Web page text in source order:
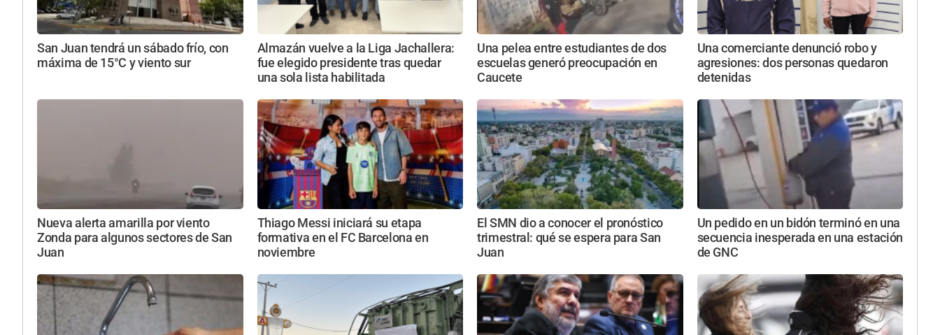
San Juan tendrá un sábado frío, con
máxima de 15°C y viento sur
Almazán vuelve a la Liga Jachallera:
fue elegido presidente tras quedar
una sola lista habilitada
Una pelea entre estudiantes de dos
escuelas generó preocupación en
Caucete
Una comerciante denunció robo y
agresiones: dos personas quedaron
detenidas
Nueva alerta amarilla por viento
Zonda para algunos sectores de San
Juan
Thiago Messi iniciará su etapa
formativa en el FC Barcelona en
noviembre
El SMN dio a conocer el pronóstico
trimestral: qué se espera para San
Juan
Un pedido en un bidón terminó en una
secuencia inesperada en una estación
de GNC